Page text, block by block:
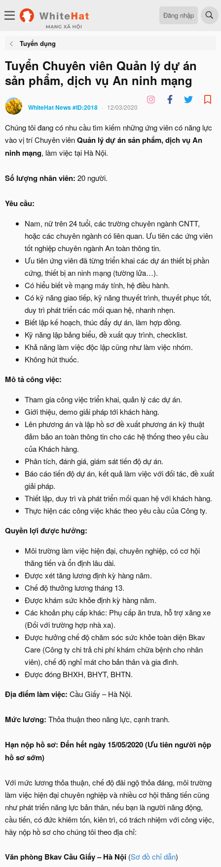
Đăng nhập
Tuyển dụng
Tuyển Chuyên viên Quản lý dự án
sản phẩm, dịch vụ An ninh mạng
WhiteHat News #ID:2018 12/03/2020
Chúng tôi đang có nhu cầu tìm kiếm những ứng viên có năng lực
vào vị trí Chuyên viênQuản lý dự án sản phẩm, dịch vụ An
ninh mạng, làm việc tại Hà Nội.
Số lượng nhân viên: 20 người.
Yêu cầu:
Nam, nữ trên 24 tuổi, các trường chuyên ngành CNTT,
hoặc các chuyên ngành có liên quan. Ưu tiên các ứng viên
tốt nghiệp chuyên ngành An toàn thông tin.
Ưu tiên ứng viên đã từng triển khai các dự án thiết bị phần
cứng, thiết bị an ninh mạng (tường lửa…).
Có hiểu biết về mạng máy tính, hệ điều hành.
Có kỹ năng giao tiếp, kỹ năng thuyết trình, thuyết phục tốt,
duy trì phát triển các mối quan hệ, nhanh nhẹn.
Biết lập kế hoạch, thúc đẩy dự án, làm hợp đồng.
Kỹ năng lập bảng biểu, đề xuất quy trình, checklist.
Khả năng làm việc độc lập cũng như làm việc nhóm.
Không hút thuốc.
Mô tả công việc:
Tham gia công việc triển khai, quản lý các dự án.
Giới thiệu, demo giải pháp tới khách hàng.
Lên phương án và lập hồ sơ đề xuất phương án kỹ thuật
đảm bảo an toàn thông tin cho các hệ thống theo yêu cầu
của Khách hàng.
Phân tích, đánh giá, giám sát tiến độ dự án.
Báo cáo tiến độ dự án, kết quả làm việc với đối tác, đề xuất
giải pháp.
Thiết lập, duy trì và phát triển mối quan hệ với khách hàng.
Thực hiện các công việc khác theo yêu cầu của Công ty.
Quyền lợi được hưởng:
Môi trường làm việc hiện đại, chuyên nghiệp, có cơ hội
thăng tiến và ổn định lâu dài.
Được xét tăng lương định kỳ hàng năm.
Chế độ thưởng lương tháng 13.
Được khám sức khỏe định kỳ hàng năm.
Các khoản phụ cấp khác: Phụ cấp ăn trưa, hỗ trợ xăng xe
(Đối với trường hợp nhà xa).
Được hưởng chế độ chăm sóc sức khỏe toàn diện Bkav
Care (Công ty chi trả chi phí khám chữa bệnh cho nhân
viên), chế độ nghỉ mát cho bản thân và gia đình.
Được đóng BHXH, BHYT, BHTN.
Địa điểm làm việc: Cầu Giấy – Hà Nội.
Mức lương: Thỏa thuận theo năng lực, cạnh tranh.
Hạn nộp hồ sơ: Đến hết ngày 15/05/2020 (Ưu tiên người nộp
hồ sơ sớm)
Với mức lương thỏa thuận, chế độ đãi ngộ thỏa đáng, môi trường
làm việc hiện đại chuyên nghiệp và nhiều cơ hội thăng tiến cũng
như phát triển năng lực bản thân, nếu bạn là người năng động,
cầu tiến, có đức khiêm tốn, kiên trì, có trách nhiệm với công việc,
hãy nộp hồ sơ cho chúng tôi theo địa chỉ:
Văn phòng Bkav Cầu Giấy – Hà Nội (Sơ đồ chỉ dẫn)